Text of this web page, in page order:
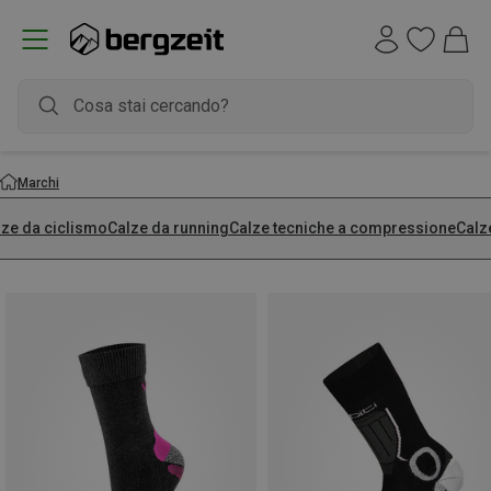
Marchi
da ciclismoCalze da runningCalze tecniche a compressione